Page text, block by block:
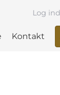
Kontakt
Log ind